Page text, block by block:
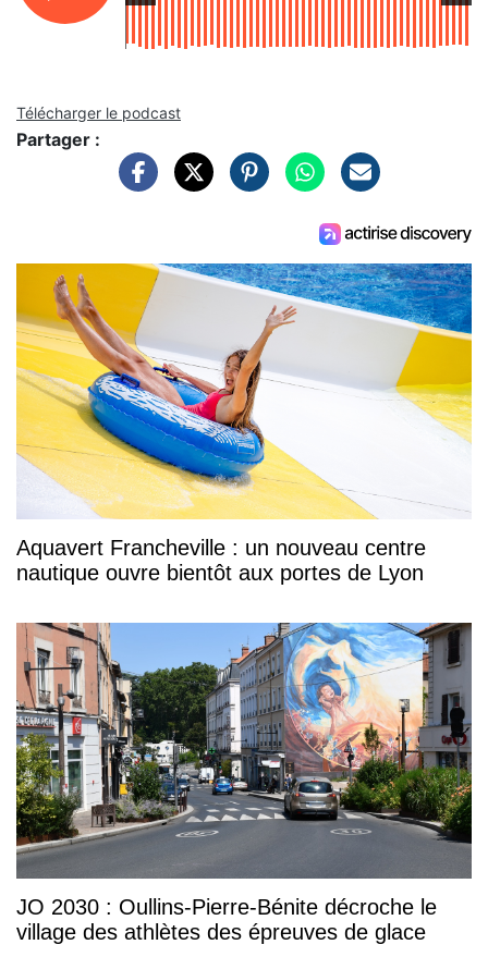
Télécharger le podcast
Partager :
Aquavert Francheville : un nouveau centre
nautique ouvre bientôt aux portes de Lyon
JO 2030 : Oullins-Pierre-Bénite décroche le
village des athlètes des épreuves de glace